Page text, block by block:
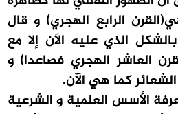
الرابع الهجري) و قال
الذي عليه الآن إلا مع
العاشر الهجري فصاعدا) و
كما هي الآن.
الأسس العلمية و الشرعية